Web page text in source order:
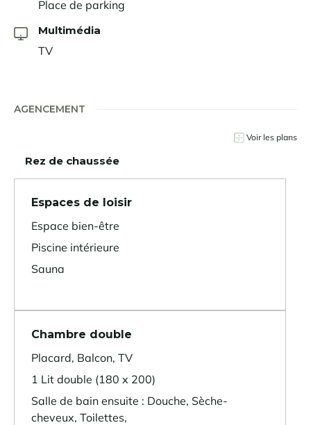
Place de parking
Multimédia
TV
AGENCEMENT
Voir les plans
Rez de chaussée
Espaces de loisir
Espace bien-être
Piscine intérieure
Sauna
Chambre double
Placard, Balcon, TV
1 Lit double (180 x 200)
Salle de bain ensuite : Douche, Sèche-
cheveux, Toilettes,